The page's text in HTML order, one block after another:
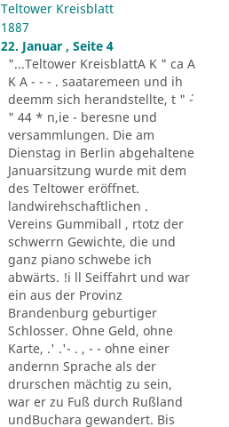
Teltower Kreisblatt
1887
22. Januar , Seite 4
"...Teltower KreisblattA K " ca A
K A - - - . saataremeen und ih
deemm sich herandstellte, t " ´-
" 44 * n,ie - beresne und
versammlungen. Die am
Dienstag in Berlin abgehaltene
Januarsitzung wurde mit dem
des Teltower eröffnet.
landwirehschaftlichen .
Vereins Gummiball , rtotz der
schwerrn Gewichte, die und
ganz piano schwebe ich
abwärts. !i ll Seiffahrt und war
ein aus der Provinz
Brandenburg geburtiger
Schlosser. Ohne Geld, ohne
Karte, .' .'- . , - - ohne einer
andernn Sprache als der
drurschen mächtig zu sein,
war er zu Fuß durch Rußland
undBuchara gewandert. Bis